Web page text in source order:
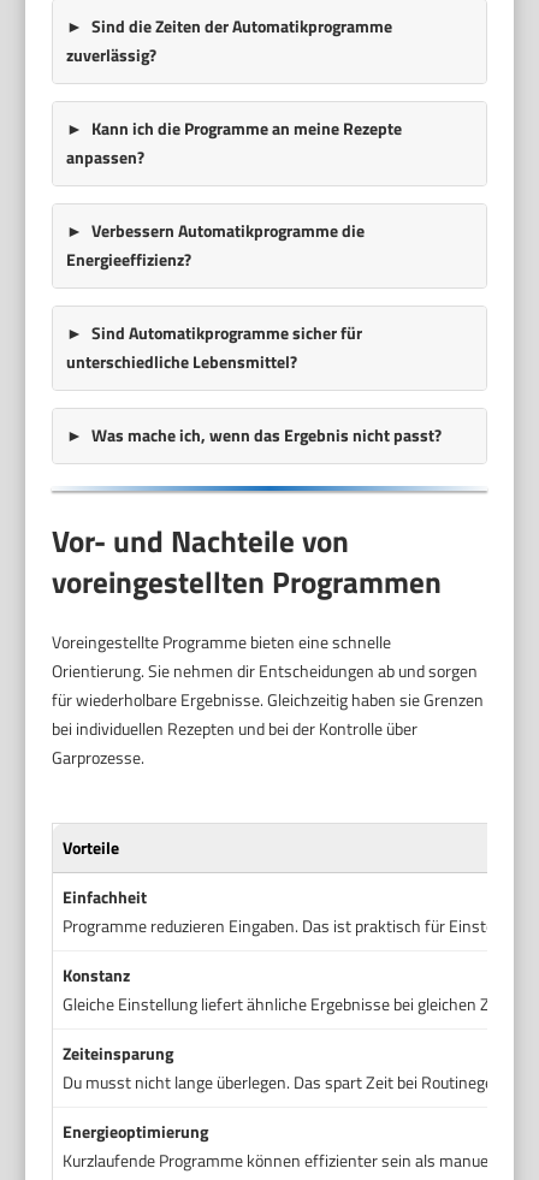
Sind die Zeiten der Automatikprogramme
zuverlässig?
Kann ich die Programme an meine Rezepte
anpassen?
Verbessern Automatikprogramme die
Energieeffizienz?
Sind Automatikprogramme sicher für
unterschiedliche Lebensmittel?
Was mache ich, wenn das Ergebnis nicht passt?
Vor- und Nachteile von
voreingestellten Programmen
Voreingestellte Programme bieten eine schnelle
Orientierung. Sie nehmen dir Entscheidungen ab und sorgen
für wiederholbare Ergebnisse. Gleichzeitig haben sie Grenzen
bei individuellen Rezepten und bei der Kontrolle über
Garprozesse.
Vorteile
Einfachheit
Programme reduzieren Eingaben. Das ist praktisch für Einsteiger.
Konstanz
Gleiche Einstellung liefert ähnliche Ergebnisse bei gleichen
Zeiteinsparung
Du musst nicht lange überlegen. Das spart Zeit bei
Energieoptimierung
Kurzlaufende Programme können effizienter sein als manuelles